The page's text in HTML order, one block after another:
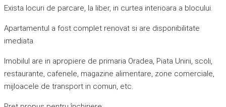
Exista locuri de parcare, la liber, in curtea interioara a blocului.
Apartamentul a fost complet renovat si are disponibilitate
imediata.
Imobilul are in apropiere de primaria Oradea, Piata Unirii, scoli,
restaurante, cafenele, magazine alimentare, zone comerciale,
mijloacele de transport in comun, etc.